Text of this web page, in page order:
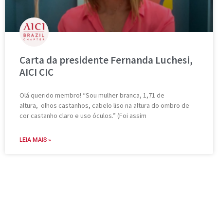
Carta da presidente Fernanda Luchesi,
AICI CIC
Olá querido membro! “Sou mulher branca, 1,71 de
altura, olhos castanhos, cabelo liso na altura do ombro de
cor castanho claro e uso óculos.” (Foi assim
LEIA MAIS »